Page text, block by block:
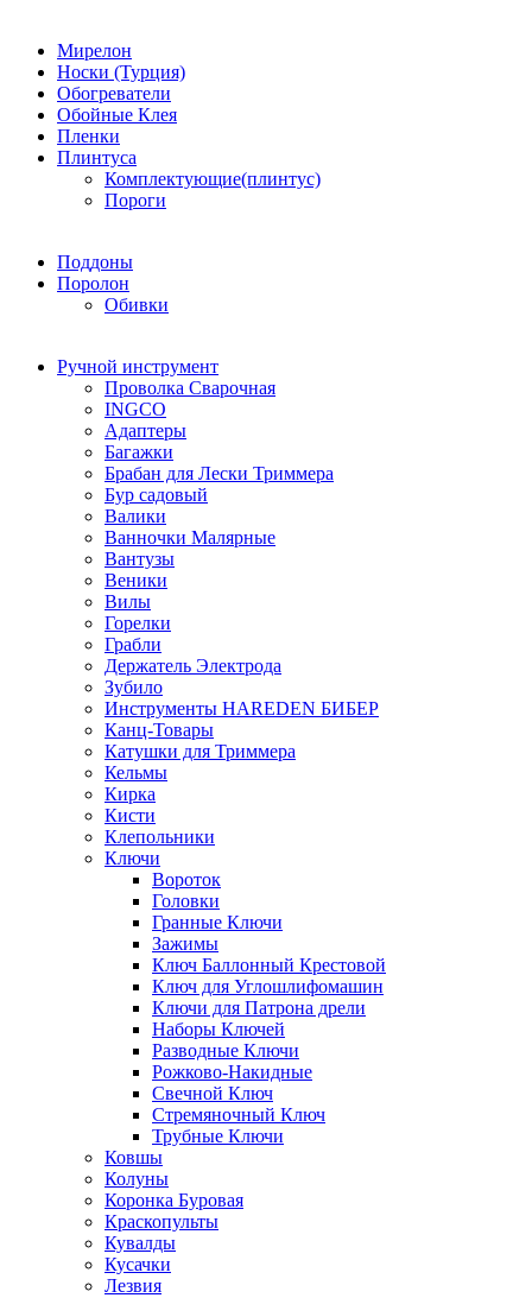
Мирелон
Носки (Турция)
Обогреватели
Обойные Клея
Пленки
Плинтуса
Комплектующие(плинтус)
Пороги
Поддоны
Поролон
Обивки
Ручной инструмент
Проволка Сварочная
INGCO
Адаптеры
Багажки
Брабан для Лески Триммера
Бур садовый
Валики
Ванночки Малярные
Вантузы
Веники
Вилы
Горелки
Грабли
Держатель Электрода
Зубило
Инструменты HAREDEN БИБЕР
Канц-Товары
Катушки для Триммера
Кельмы
Кирка
Кисти
Клепольники
Ключи
Вороток
Головки
Гранные Ключи
Зажимы
Ключ Баллонный Крестовой
Ключ для Углошлифомашин
Ключи для Патрона дрели
Наборы Ключей
Разводные Ключи
Рожково-Накидные
Свечной Ключ
Стремяночный Ключ
Трубные Ключи
Ковшы
Колуны
Коронка Буровая
Краскопульты
Кувалды
Кусачки
Лезвия